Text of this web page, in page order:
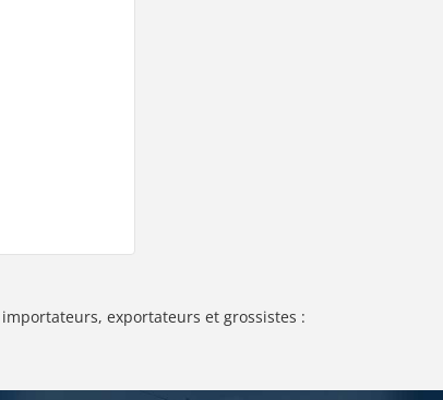
exportateurs et grossistes :